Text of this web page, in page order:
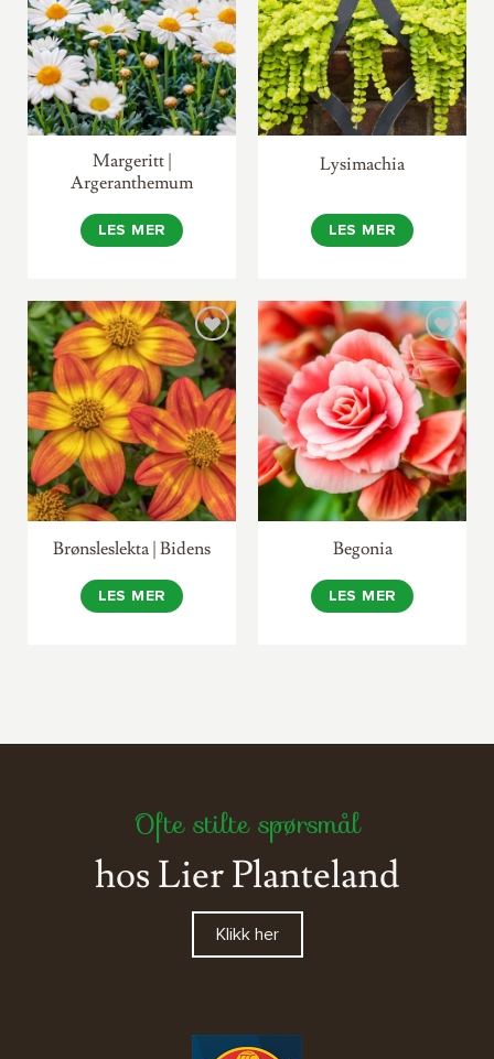
Margeritt |
Argeranthemum
LES MER
Lysimachia
LES MER
Brønsleslekta | Bidens
LES MER
Begonia
LES MER
Ofte stilte spørsmål
hos Lier Planteland
Klikk her